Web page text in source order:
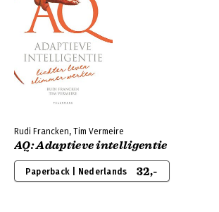
Rudi Francken, Tim Vermeire
AQ: Adaptieve intelligentie
Paperback | Nederlands 32,-